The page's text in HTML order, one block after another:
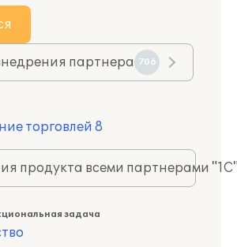
партнера 706
торговлей 8
продукта всеми партнерами
задача